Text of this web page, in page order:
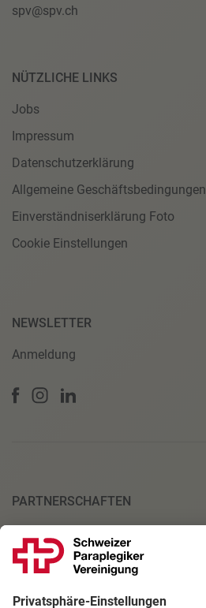
spv@spv.ch
NÜTZLICHE LINKS
Jobs
Impressum
Datenschutzerklärung
Allgemeine Geschäftsbedingungen
Einverständniserklärung Foto
Cookie Einstellungen
NEWSLETTER
Anmeldung
PARTNERSCHAFTEN